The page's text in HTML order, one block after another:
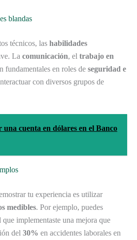
blandas
técnicos, las habilidades
La comunicación, el trabajo en
fundamentales en roles de seguridad e
con diversos grupos de
cuenta en dólares en el Banco
tu experiencia es utilizar
medibles. Por ejemplo, puedes
implementaste una mejora que
del 30% en accidentes laborales en